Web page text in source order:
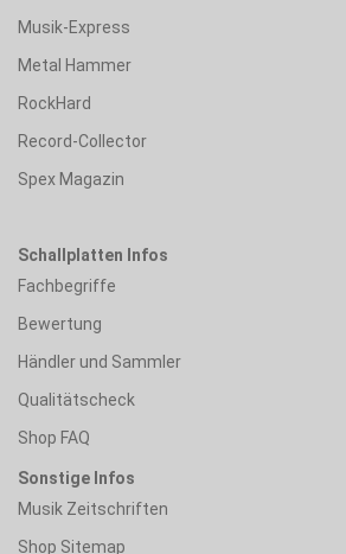
Musik-Express
Metal Hammer
RockHard
Record-Collector
Spex Magazin
Schallplatten Infos
Fachbegriffe
Bewertung
Händler und Sammler
Qualitätscheck
Shop FAQ
Sonstige Infos
Musik Zeitschriften
Shop Sitemap